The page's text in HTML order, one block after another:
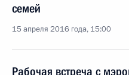
семей
15 апреля 2016 года, 15:00
Рабочая встреча с